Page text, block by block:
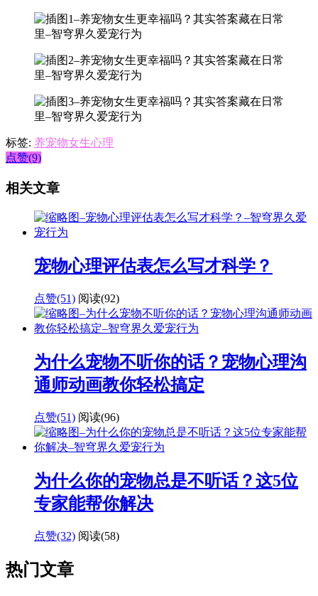
标签: 养宠物女生心理
点赞(9)
相关文章
宠物心理评估表怎么写才科学？
点赞(51) 阅读(92)
为什么宠物不听你的话？宠物心理沟
通师动画教你轻松搞定
点赞(51) 阅读(96)
为什么你的宠物总是不听话？这5位
专家能帮你解决
点赞(32) 阅读(58)
热门文章